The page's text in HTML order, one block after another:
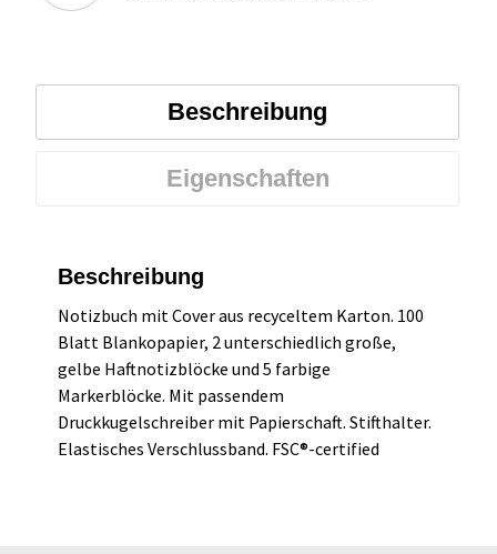
Beschreibung
Eigenschaften
Beschreibung
Notizbuch mit Cover aus recyceltem Karton. 100
Blatt Blankopapier, 2 unterschiedlich große,
gelbe Haftnotizblöcke und 5 farbige
Markerblöcke. Mit passendem
Druckkugelschreiber mit Papierschaft. Stifthalter.
Elastisches Verschlussband. FSC®-certified